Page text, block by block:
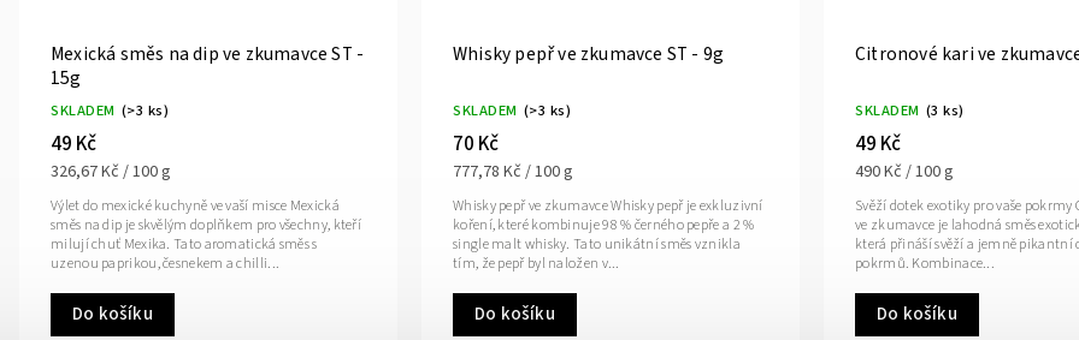
Mexická směs na dip ve zkumavce ST -
15g
SKLADEM (>3 ks)
49 Kč
326,67 Kč / 100 g
Do košíku
Výlet do mexické kuchyně ve vaší misce Mexická
směs na dip je skvělým doplňkem pro všechny, kteří
milují chuť Mexika. Tato aromatická směs s
uzenou paprikou, česnekem a chilli...
Whisky pepř ve zkumavce ST - 9g
SKLADEM (>3 ks)
70 Kč
777,78 Kč / 100 g
Do košíku
Whisky pepř ve zkumavce Whisky pepř je exkluzivní
koření, které kombinuje 98 % černého pepře a 2 %
single malt whisky. Tato unikátní směs vznikla
tím, že pepř byl naložen v...
Citronové kari ve
SKLADEM (3 ks)
49 Kč
490 Kč / 100 g
Do košíku
Svěží dotek exotiky pro vaše
ve zkumavce je lahodná směs
která přináší svěží a jemně pikantní
pokrmů. Kombinace...